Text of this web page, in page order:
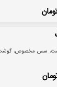
سس مخصوص، گوشت